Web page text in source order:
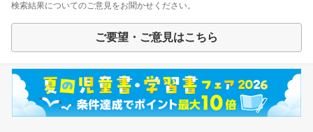
検索結果についてのご意見をお聞かせください。
ご要望・ご意見はこちら